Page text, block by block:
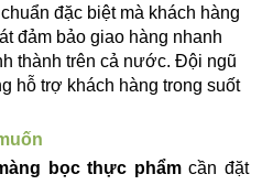
đặc biệt mà khách hàng
đảm bảo giao hàng nhanh
thành trên cả nước. Đội ngũ
hỗ trợ khách hàng trong suốt
bọc thực phẩm cần đặt